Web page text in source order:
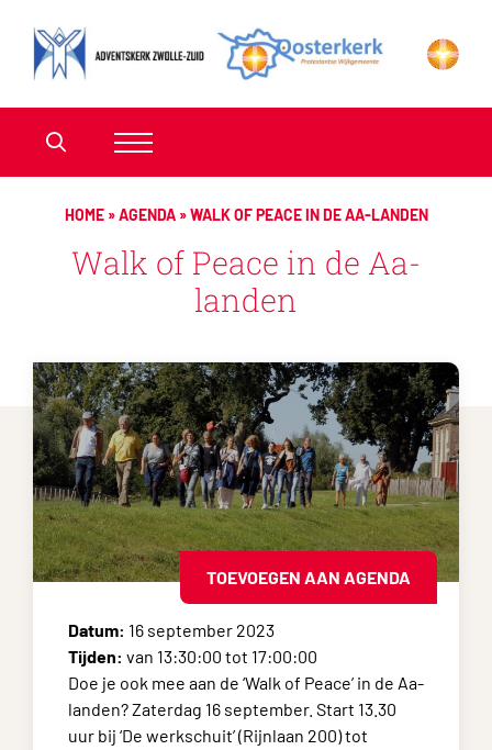
HOME»AGENDA»WALK OF PEACE IN DE AA-LANDEN
Walk of Peace in de Aa-
landen
TOEVOEGEN AAN AGENDA
Datum: 16 september 2023
Tijden: van 13:30:00 tot 17:00:00
Doe je ook mee aan de ‘Walk of Peace’ in de Aa-
landen? Zaterdag 16 september. Start 13.30
uur bij ‘De werkschuit’ (Rijnlaan 200) tot